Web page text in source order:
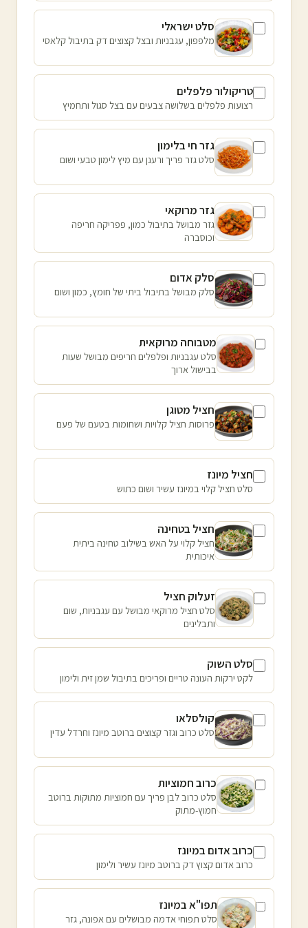
סלט ישראלי
מלפפון, עגבניות ובצל קצוצים דק בתיבול קלאסי
טריקולור פלפלים
רצועות פלפלים בשלושה צבעים עם בצל סגול ותחמיץ
גזר חי בלימון
סלט גזר פריך ורענן עם מיץ לימון טבעי ושום
גזר מרוקאי
גזר מבושל בתיבול כמון, פפריקה חריפה
וכוסברה
סלק אדום
סלק מבושל בתיבול ביתי של חומץ, כמון ושום
מטבוחה מרוקאית
סלט עגבניות ופלפלים חריפים מבושל שעות
בבישול ארוך
חציל מטוגן
פרוסות חציל קלויות ושחומות בטעם של פעם
חציל מיונז
סלט חציל קלוי במיונז עשיר ושום כתוש
חציל בטחינה
חציל קלוי על האש בשילוב טחינה ביתית
איכותית
זעלוק חציל
סלט חציל מרוקאי מבושל עם עגבניות, שום
ותבלינים
סלט השוק
לקט ירקות העונה טריים ופריכים בתיבול שמן זית ולימון
קולסלאו
סלט כרוב וגזר קצוצים ברוטב מיונז וחרדל עדין
כרוב חמוציות
סלט כרוב לבן פריך עם חמוציות מתוקות ברוטב
חמוץ-מתוק
כרוב אדום במיונז
כרוב אדום קצוץ דק ברוטב מיונז עשיר ולימון
תפו"א במיונז
סלט תפוחי אדמה מבושלים עם אפונה, גזר